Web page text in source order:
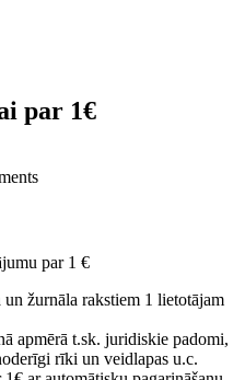
par 1€
par 1 €
žurnāla rakstiem 1 lietotājam
apmērā t.sk. juridiskie padomi,
rīki un veidlapas u.c.